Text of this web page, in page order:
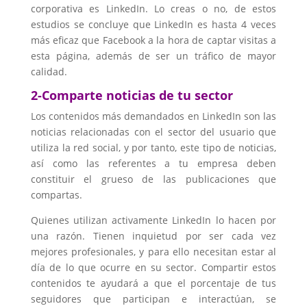
corporativa es LinkedIn. Lo creas o no, de estos
estudios se concluye que LinkedIn es hasta 4 veces
más eficaz que Facebook a la hora de captar visitas a
esta página, además de ser un tráfico de mayor
calidad.
2-Comparte noticias de tu sector
Los contenidos más demandados en LinkedIn son las
noticias relacionadas con el sector del usuario que
utiliza la red social, y por tanto, este tipo de noticias,
así como las referentes a tu empresa deben
constituir el grueso de las publicaciones que
compartas.
Quienes utilizan activamente LinkedIn lo hacen por
una razón. Tienen inquietud por ser cada vez
mejores profesionales, y para ello necesitan estar al
día de lo que ocurre en su sector. Compartir estos
contenidos te ayudará a que el porcentaje de tus
seguidores que participan e interactúan, se